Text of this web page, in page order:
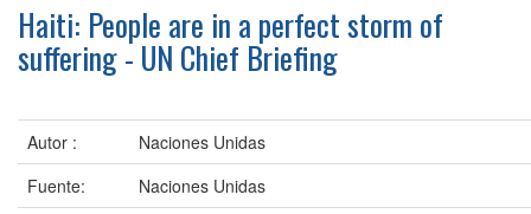
Haiti: People are in a perfect storm of
suffering - UN Chief Briefing
Autor :
Naciones Unidas
Fuente:
Naciones Unidas